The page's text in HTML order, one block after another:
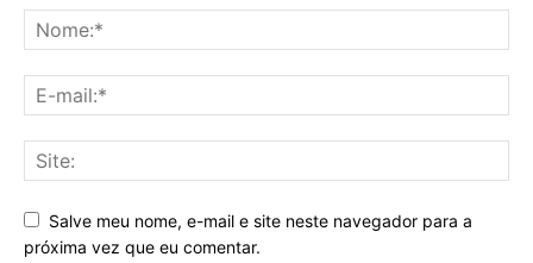
Salve meu nome, e-mail e site neste navegador para a
próxima vez que eu comentar.